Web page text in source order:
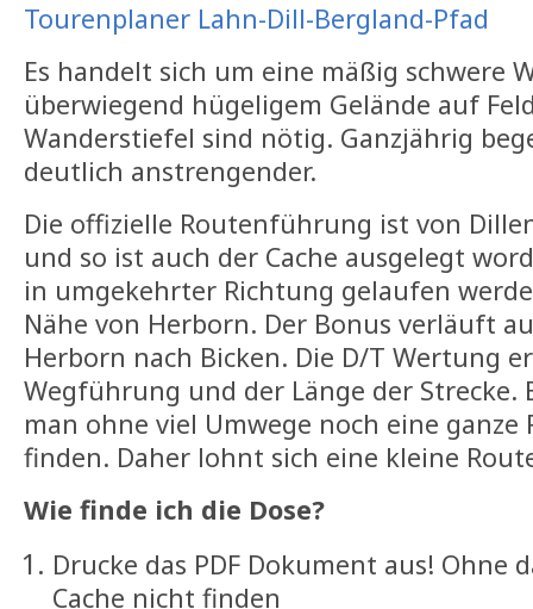
Tourenplaner Lahn-Dill-Bergland-Pfad
Es handelt sich um eine mäßig schwere
überwiegend hügeligem Gelände auf
Wanderstiefel sind nötig. Ganzjährig
deutlich anstrengender.
Die offizielle Routenführung ist von
und so ist auch der Cache ausgelegt
in umgekehrter Richtung gelaufen
Nähe von Herborn. Der Bonus verläuft
Herborn nach Bicken. Die D/T Wertung
Wegführung und der Länge der Strecke.
man ohne viel Umwege noch eine ganze
finden. Daher lohnt sich eine kleine
Wie finde ich die Dose?
Drucke das PDF Dokument aus! Ohne
Cache nicht finden